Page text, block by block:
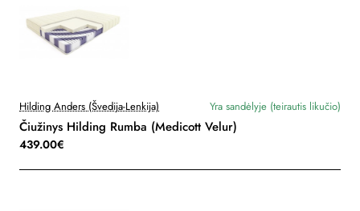
Hilding Anders (Švedija-Lenkija) Yra sandėlyje (teirautis likučio)
Čiužinys Hilding Rumba (Medicott Velur)
439.00€